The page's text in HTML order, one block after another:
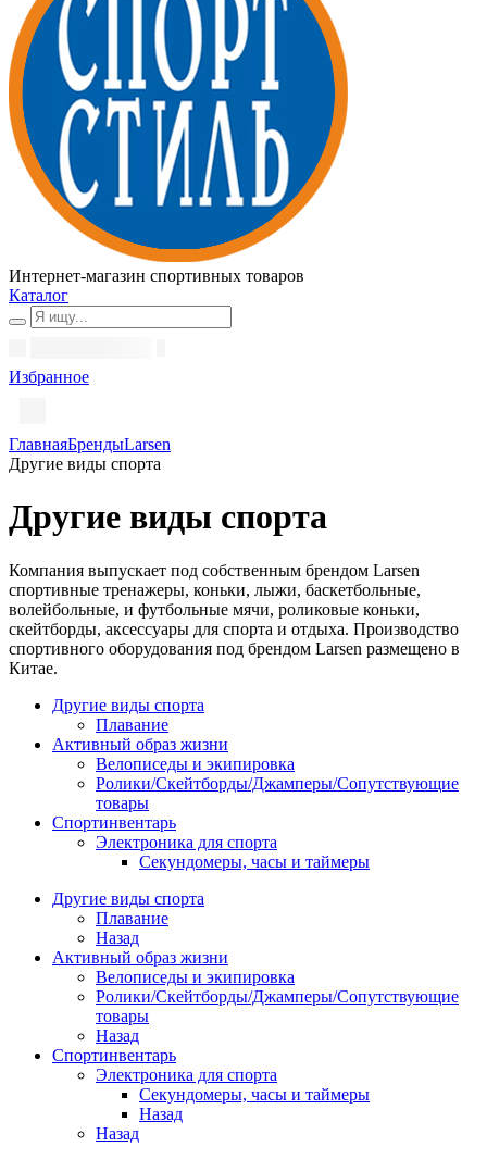
Интернет-магазин спортивных товаров
Каталог
Избранное
ГлавнаяБрендыLarsen
Другие виды спорта
Другие виды спорта
Компания выпускает под собственным брендом Larsen
спортивные тренажеры, коньки, лыжи, баскетбольные,
волейбольные, и футбольные мячи, роликовые коньки,
скейтборды, аксессуары для спорта и отдыха. Производство
спортивного оборудования под брендом Larsen размещено в
Китае.
Другие виды спорта
Плавание
Активный образ жизни
Велописеды и экипировка
Ролики/Скейтборды/Джамперы/Сопутствующие
товары
Спортинвентарь
Электроника для спорта
Секундомеры, часы и таймеры
Другие виды спорта
Плавание
Назад
Активный образ жизни
Велописеды и экипировка
Ролики/Скейтборды/Джамперы/Сопутствующие
товары
Назад
Спортинвентарь
Электроника для спорта
Секундомеры, часы и таймеры
Назад
Назад